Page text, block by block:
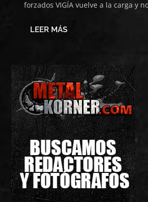
forzados VIGÍA vuelve a la carga y
LEER MÁS